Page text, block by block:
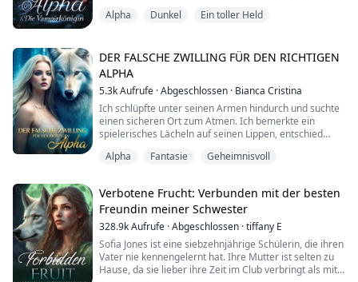
Ambrosia steht vor einer der schwersten
schaffen versucht, unter Kontrolle bringen.
Gemeins...
Alpha Dunkel Ein toller Held
DER FALSCHE ZWILLING FÜR DEN RICHTIGEN
ALPHA
5.3kAufrufe ·Abgeschlossen · Bianca Cristina
Ich schlüpfte unter seinen Armen hindurch und suchte
einen sicheren Ort zum Atmen. Ich bemerkte ein
spielerisches Lächeln auf seinen Lippen, entschied
"Wird die Verwandlung wehtun?" Ich senkte meinen
zu Boden wirft." Seine Augen waren geschlossen.
"Dann wächst dickes Fell über deinen ganzen Körp...
Alpha Fantasie Geheimnisvoll
Verbotene Frucht: Verbunden mit der besten
Freundin meiner Schwester
328.9kAufrufe ·Abgeschlossen ·tiffany E
Sofia Jones ist eine siebzehnjährige Schülerin, die ihren
Vater nie kennengelernt hat. Ihre Mutter ist selten zu
Hause, da sie lieber ihre Zeit im Club verbringt als mit